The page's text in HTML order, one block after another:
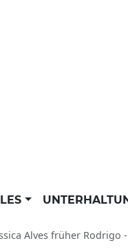
Alves früher Rodrigo - Ken